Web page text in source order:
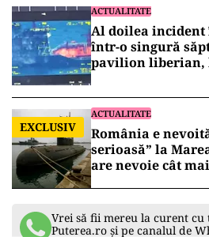
ad
Acțiunile recente ale Rusiei
spațiului aerian al NATO
subliniază necesitatea unei
a activităților militare din